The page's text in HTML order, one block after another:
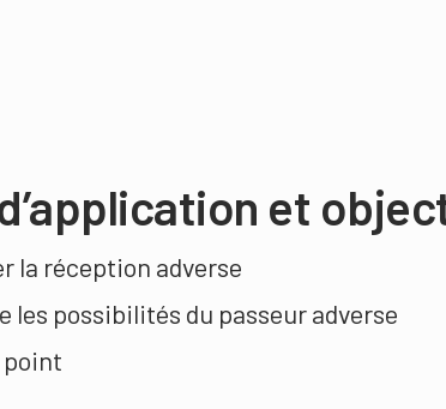
et
la réception adverse
les possibilités du passeur adverse
point